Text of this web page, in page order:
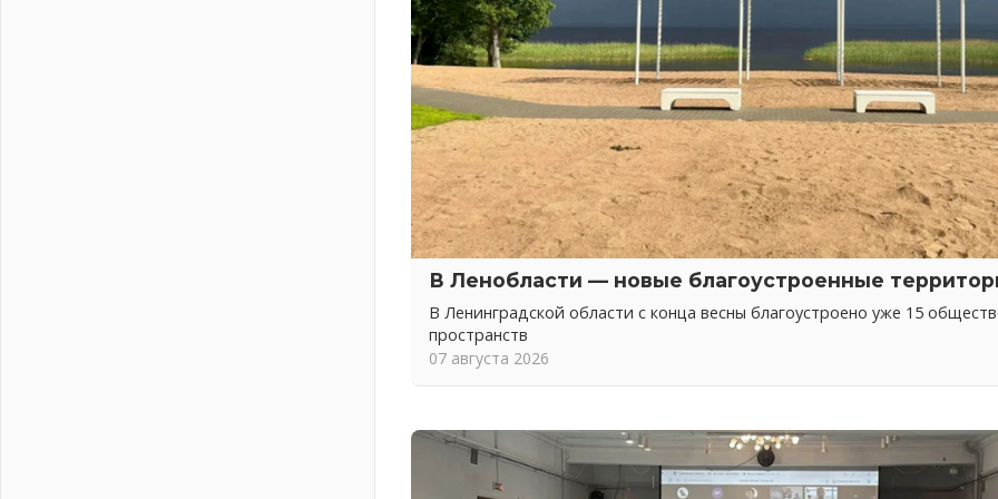
В Ленобласти — новые благоустроенные
В Ленинградской области с конца весны благоустроено уже 15
пространств
07 августа 2026